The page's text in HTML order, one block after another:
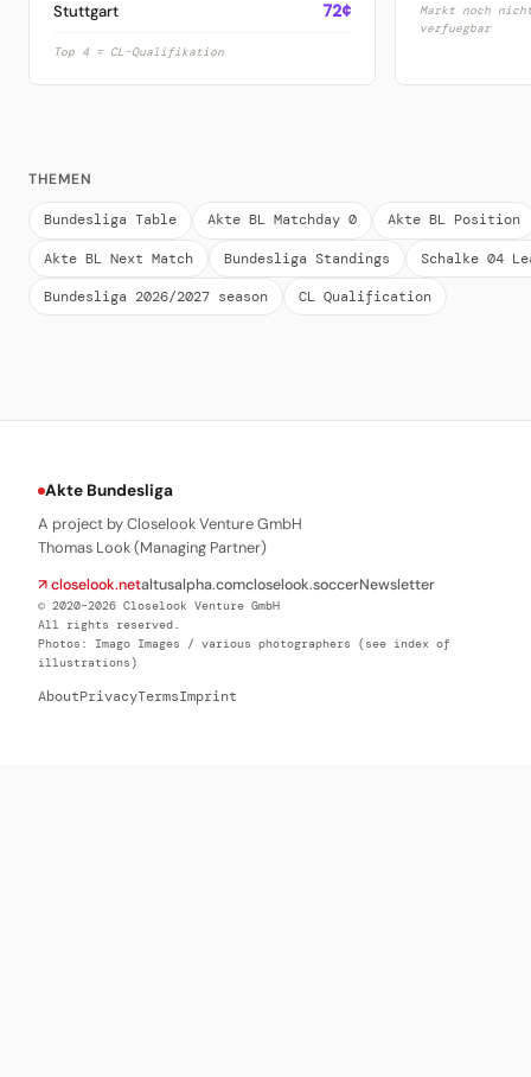
Stuttgart 72¢
Top 4 = CL-Qualifikation
Markt noch
verfuegbar
THEMEN
Bundesliga Table Akte BL Matchday 0 Akte BL Position
Akte BL Next Match Bundesliga Standings Schalke 04
Bundesliga 2026/2027 season CL Qualification
Akte Bundesliga
A project by Closelook Venture GmbH
Thomas Look (Managing Partner)
↗ closelook.netaltusalpha.comcloselook.soccerNewsletter
© 2020–2026 Closelook Venture GmbH
All rights reserved.
Photos: Imago Images / various photographers (see index of
illustrations)
AboutPrivacyTermsImprint